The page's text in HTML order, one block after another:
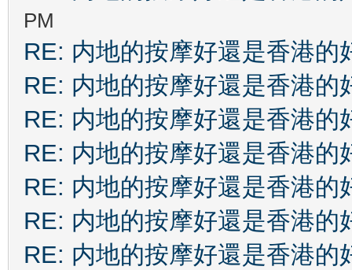
PM
RE: 内地的按摩好還是香港的
RE: 内地的按摩好還是香港的
RE: 内地的按摩好還是香港的
RE: 内地的按摩好還是香港的
RE: 内地的按摩好還是香港的
RE: 内地的按摩好還是香港的
RE: 内地的按摩好還是香港的